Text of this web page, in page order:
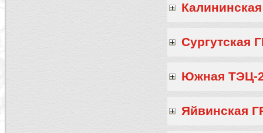
Сургутская
Южная ТЭЦ-
Яйвинская